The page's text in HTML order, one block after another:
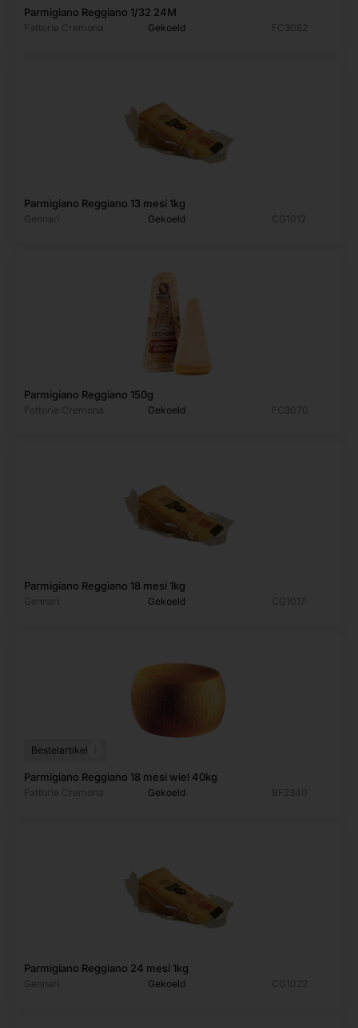
Parmigiano Reggiano 1/32 24M
Fattorie Cremona Gekoeld FC3082
Parmigiano Reggiano 13 mesi 1kg
Gennari Gekoeld CG1012
Parmigiano Reggiano 150g
Fattorie Cremona Gekoeld FC3070
Parmigiano Reggiano 18 mesi 1kg
Gennari Gekoeld CG1017
Bestelartikel
Parmigiano Reggiano 18 mesi wiel 40kg
Fattorie Cremona Gekoeld BF2340
Parmigiano Reggiano 24 mesi 1kg
Gennari Gekoeld CG1022